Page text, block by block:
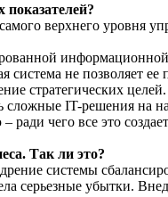
верхнего уровня
не позволяет
стратегических
IT-решения на
чего все это
Так ли это?
системы
серьезные убытки.